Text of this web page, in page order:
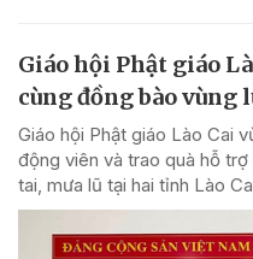
Giáo hội Phật giáo
cùng đồng bào vùng
Giáo hội Phật giáo Lào Cai
động viên và trao quà hỗ
tai, mưa lũ tại hai tỉnh Lào